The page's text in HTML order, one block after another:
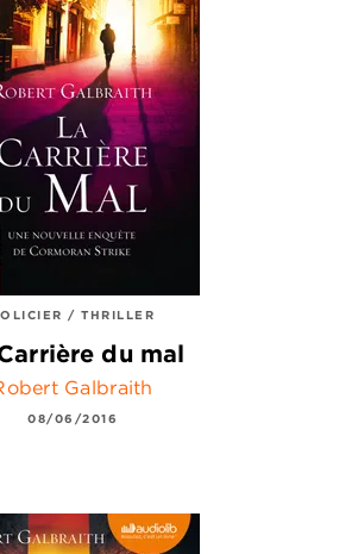
/ THRILLER
du mal
Galbraith
08/06/2016